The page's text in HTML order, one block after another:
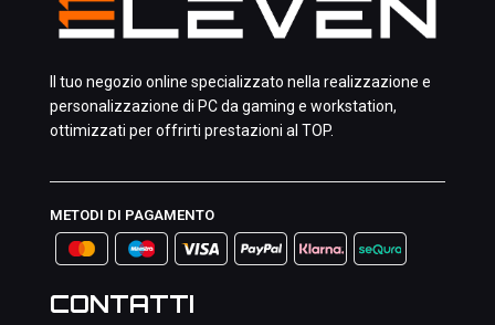
Il tuo negozio online specializzato nella realizzazione e
personalizzazione di PC da gaming e workstation,
ottimizzati per offrirti prestazioni al TOP.
METODI DI PAGAMENTO
CONTATTI